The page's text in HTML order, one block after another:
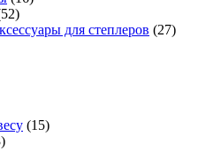
для степлеров (27)
(15)